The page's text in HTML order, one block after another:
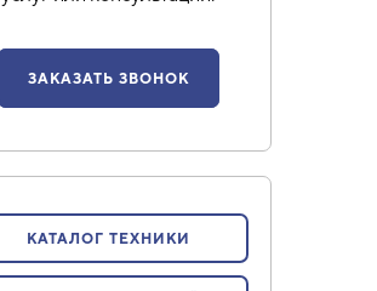
ЗАКАЗАТЬ ЗВОНОК
КАТАЛОГ ТЕХНИКИ